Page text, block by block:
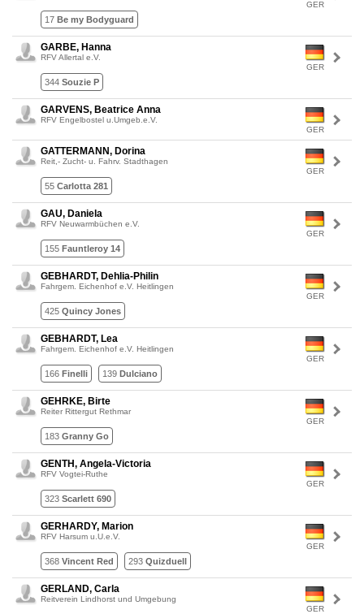
GER
17 Be my Bodyguard
GER
GARBE, Hanna
RFV Allertal e.V.
344 Souzie P
GER
GARVENS, Beatrice Anna
RFV Engelbostel u.Umgeb.e.V.
GER
GATTERMANN, Dorina
Reit,- Zucht- u. Fahrv. Stadthagen
55 Carlotta 281
GER
GAU, Daniela
RFV Neuwarmbüchen e.V.
155 Fauntleroy 14
GER
GEBHARDT, Dehlia-Philin
Fahrgem. Eichenhof e.V. Heitlingen
425 Quincy Jones
GER
GEBHARDT, Lea
Fahrgem. Eichenhof e.V. Heitlingen
166 Finelli 139 Dulciano
GER
GEHRKE, Birte
Reiter Rittergut Rethmar
183 Granny Go
GER
GENTH, Angela-Victoria
RFV Vogtei-Ruthe
323 Scarlett 690
GER
GERHARDY, Marion
RFV Harsum u.U.e.V.
368 Vincent Red 293 Quizduell
GER
GERLAND, Carla
Reitverein Lindhorst und Umgebung